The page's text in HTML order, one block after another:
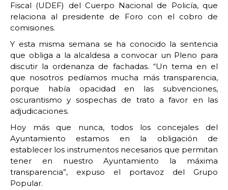
Fiscal (UDEF) del Cuerpo Nacional de Policía, que
relaciona al presidente de Foro con el cobro de
comisiones.
Y esta misma semana se ha conocido la sentencia
que obliga a la alcaldesa a convocar un Pleno para
discutir la ordenanza de fachadas. “Un tema en el
que nosotros pedíamos mucha más transparencia,
porque había opacidad en las subvenciones,
oscurantismo y sospechas de trato a favor en las
adjudicaciones.
Hoy más que nunca, todos los concejales del
Ayuntamiento estamos en la obligación de
establecer los instrumentos necesarios que permitan
tener en nuestro Ayuntamiento la máxima
transparencia”, expuso el portavoz del Grupo
Popular.